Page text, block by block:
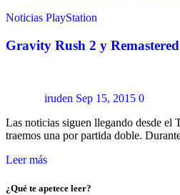
Noticias PlayStation
Gravity Rush 2 y
iruden Sep 15, 2015 0
Las noticias siguen llegando desde el
traemos una por partida doble.
Leer más
¿Qué te apetece leer?